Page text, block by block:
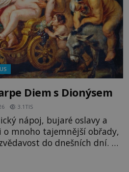
Diem s Dionýsem
3.1TIS
nápoj, bujaré oslavy a
o mnoho tajemnější obřady,
do dnešních dní. Co
bůh, jemuž Římané říkají